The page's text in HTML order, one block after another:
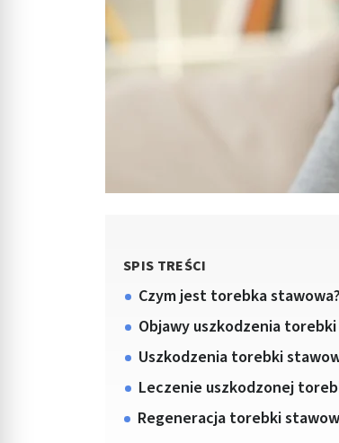
SPIS TREŚCI
Czym jest torebka stawowa?
Objawy uszkodzenia
Uszkodzenia torebki
Leczenie uszkodzonej
Regeneracja torebki